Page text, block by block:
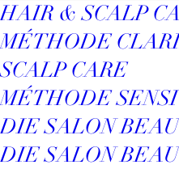
HAIR & SCALP
MÉTHODE
SCALP CARE
MÉTHODE
DIE SALON
DIE SALON